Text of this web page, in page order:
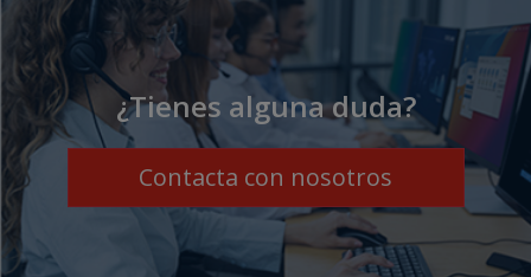
¿Tienes alguna duda?
Contacta con nosotros